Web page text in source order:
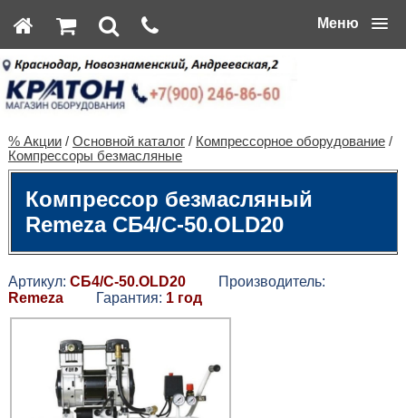
Меню
% Акции/ Основной каталог/ Компрессорное оборудование/
Компрессоры безмасляные
Компрессор безмасляный
Remeza СБ4/С-50.OLD20
Артикул: СБ4/С-50.OLD20Производитель:
RemezaГарантия: 1 год